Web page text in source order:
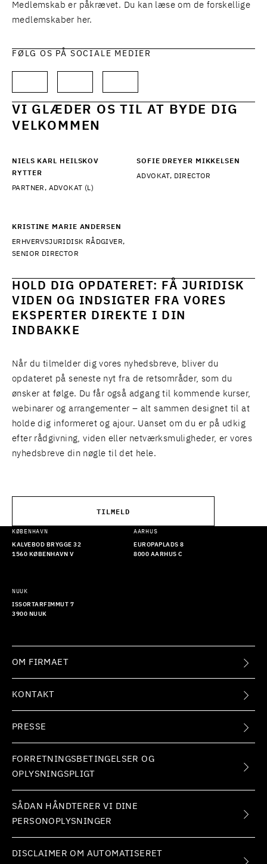
Medlemskab er påkrævet. Du kan læse om de forskellige
medlemskaber her.
FØLG OS PÅ SOCIALE MEDIER
VI GLÆDER OS TIL AT BYDE DIG
VELKOMMEN
NIELS KARL HEILSKOV
RYTTER
PARTNER, ADVOKAT (L)
SOFIE DREYER MIKKELSEN
ADVOKAT, DIRECTOR
KRISTINE MARIE ANDERSEN
ERHVERVSJURIDISK RÅDGIVER,
SENIOR DIRECTOR
HOLD DIG OPDATERET: FÅ JURIDISK
VIDEN OG INDSIGTER FRA VORES
EKSPERTER DIREKTE I DIN
INDBAKKE
Når du tilmelder dig vores nyhedsbreve, bliver du
opdateret på seneste nyt fra de retsområder, som du
ønsker at følge. Du får også adgang til kommende kurser,
webinarer og arrangementer – alt sammen designet til at
holde dig informeret og ajour. Uanset om du er på udkig
efter rådgivning, viden eller netværksmuligheder, er vores
nyhedsbreve din nøgle til det hele.
TILMELD
KØBENHAVN
KALVEBOD BRYGGE 32
1560 KØBENHAVN V
AARHUS
EUROPAPLADS 8
8000 AARHUS C
NUUK
ISSORTARFIMMUT 7
3900 NUUK
OM FIRMAET
KONTAKT
PRESSE
FORRETNINGSBETINGELSER OG
OPLYSNINGSPLIGT
SÅDAN HÅNDTERER VI DINE
PERSONOPLYSNINGER
DISCLAIMER OM AUTOMATISERET